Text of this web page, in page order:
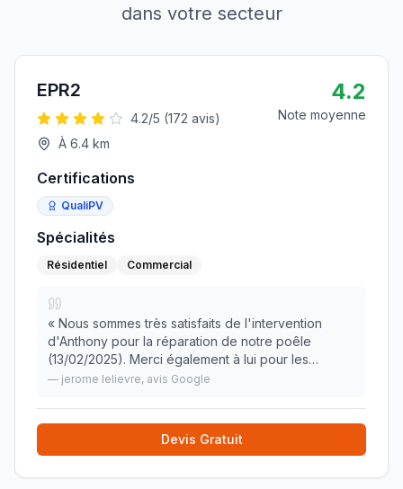
dans votre secteur
EPR2
4.2/5 (172 avis)
À 6.4 km
4.2
Note moyenne
Certifications
QualiPV
Spécialités
Résidentiel Commercial
« Nous sommes très satisfaits de l'intervention
d'Anthony pour la réparation de notre poêle
(13/02/2025). Merci également à lui pour les
conseils et différents réglages de notre poêle.
et inter»
— jerome lelievre, avis Google
Devis Gratuit